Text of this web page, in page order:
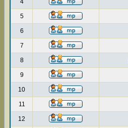
4
5
6
7
8
9
10
11
12